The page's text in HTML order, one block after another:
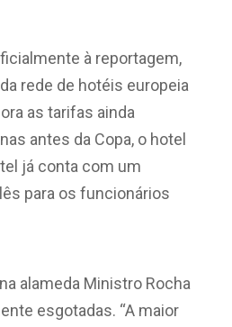
à reportagem,
rede de hotéis europeia
as tarifas ainda
antes da Copa, o hotel
já conta com um
para os funcionários
alameda Ministro Rocha
esgotadas. “A maior